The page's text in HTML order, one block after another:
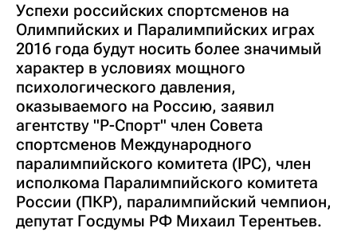
Успехи российских спортсменов на
Олимпийских и Паралимпийских играх
2016 года будут носить более значимый
характер в условиях мощного
психологического давления,
оказываемого на Россию, заявил
агентству "Р-Спорт" член Совета
спортсменов Международного
паралимпийского комитета (IPC), член
исполкома Паралимпийского комитета
России (ПКР), паралимпийский чемпион,
депутат Госдумы РФ Михаил Терентьев.